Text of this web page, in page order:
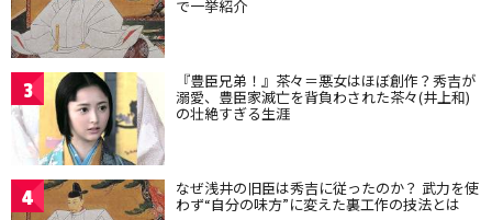
で一挙紹介
3 『豊臣兄弟！』茶々＝悪女はほぼ創作？秀吉が
溺愛、豊臣家滅亡を背負わされた茶々(井上和)
の壮絶すぎる生涯
4 なぜ浅井の旧臣は秀吉に従ったのか？ 武力を使
わず“自分の味方”に変えた裏工作の技法とは